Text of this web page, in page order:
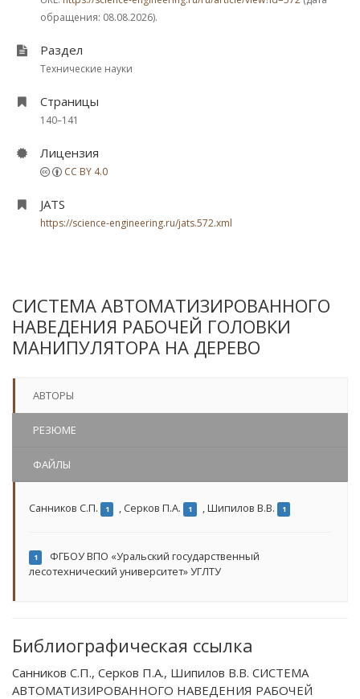
обращения: 08.08.2026).
Раздел
Технические науки
Страницы
140–141
Лицензия
CC BY 4.0
JATS
https://science-engineering.ru/jats.572.xml
СИСТЕМА АВТОМАТИЗИРОВАННОГО
НАВЕДЕНИЯ РАБОЧЕЙ ГОЛОВКИ
МАНИПУЛЯТОРА НА ДЕРЕВО
АВТОРЫ
РЕЗЮМЕ
ФАЙЛЫ
Санников С.П. 1 , Серков П.А. 1 ,Шипилов В.В. 1
1
ФГБОУ ВПО «Уральский государственный
лесотехнический университет» УГЛТУ
Библиографическая ссылка
Санников С.П., Серков П.А., Шипилов В.В. СИСТЕМА
АВТОМАТИЗИРОВАННОГО НАВЕДЕНИЯ РАБОЧЕЙ